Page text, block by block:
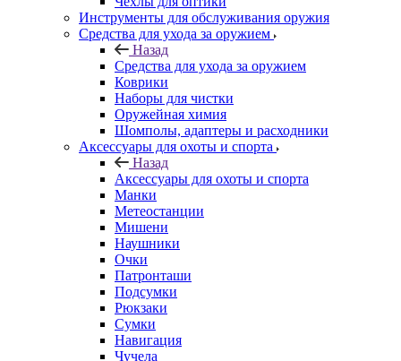
Инструменты для обслуживания оружия
Средства для ухода за оружием
Назад
Средства для ухода за оружием
Коврики
Наборы для чистки
Оружейная химия
Шомполы, адаптеры и расходники
Аксессуары для охоты и спорта
Назад
Аксессуары для охоты и спорта
Манки
Метеостанции
Мишени
Наушники
Очки
Патронташи
Подсумки
Рюкзаки
Сумки
Навигация
Чучела